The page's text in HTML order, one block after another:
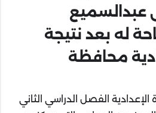
عبدالسميع
له بعد نتيجة
محافظة
الفصل الدراسي الثاني